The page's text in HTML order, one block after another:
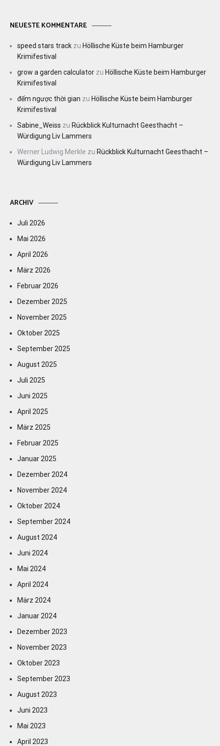
NEUESTE KOMMENTARE
speed stars track zu Höllische Küste beim Hamburger
Krimifestival
grow a garden calculator zu Höllische Küste beim Hamburger
Krimifestival
đếm ngược thời gian zu Höllische Küste beim Hamburger
Krimifestival
Sabine_Weiss zu Rückblick Kulturnacht Geesthacht –
Würdigung Liv Lammers
Werner Ludwig Merkle zu Rückblick Kulturnacht Geesthacht –
Würdigung Liv Lammers
ARCHIV
Juli 2026
Mai 2026
April 2026
März 2026
Februar 2026
Dezember 2025
November 2025
Oktober 2025
September 2025
August 2025
Juli 2025
Juni 2025
April 2025
März 2025
Februar 2025
Januar 2025
Dezember 2024
November 2024
Oktober 2024
September 2024
August 2024
Juni 2024
Mai 2024
April 2024
März 2024
Januar 2024
Dezember 2023
November 2023
Oktober 2023
September 2023
August 2023
Juni 2023
Mai 2023
April 2023